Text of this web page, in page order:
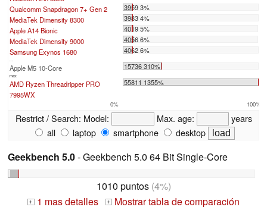
Qualcomm Snapdragon 7+ Gen 2
3959 3%
MediaTek Dimensity 8300
3983 4%
Apple A14 Bionic
4019 5%
MediaTek Dimensity 9000
4056 6%
Samsung Exynos 1680
4062 6%
Apple M5 10-Core 15736 310%
max:
AMD Ryzen Threadripper PRO
7995WX
55811 1355%
0% 100%
Restrict / Search: Model: Max. age:
years
all
laptop smartphone desktop
Geekbench 5.0- Geekbench 5.0 64 Bit Single-Core
1010 puntos(4%)
+ 1 mas detalles +
Mostrar tabla de comparación